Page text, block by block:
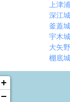
上津
深江
釜蓋
宇木
大矢
棚底
+
−